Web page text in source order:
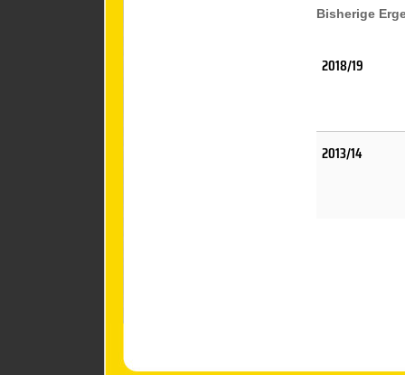
Bisherige
2018/19
2013/14